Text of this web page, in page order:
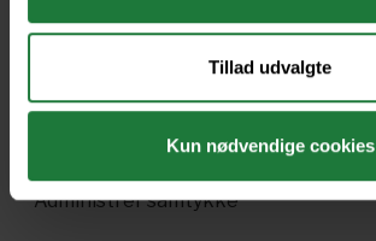
Tillad udvalgte
Kun nødvendige cookies
Ophavsret og vilkår
Cookie- og privatlivspolitik
Tillgænglighed
Administrer samtykke